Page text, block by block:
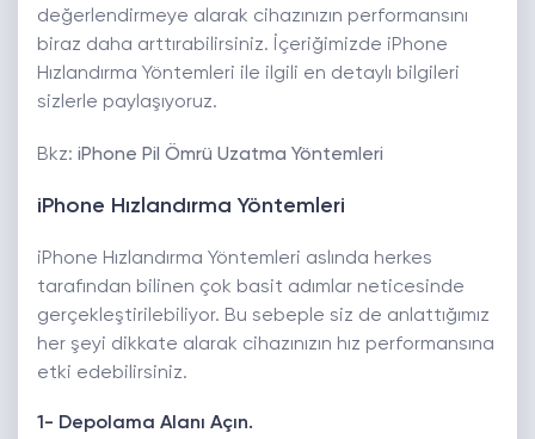
değerlendirmeye alarak cihazınızın performansını
biraz daha arttırabilirsiniz. İçeriğimizde iPhone
Hızlandırma Yöntemleri ile ilgili en detaylı bilgileri
sizlerle paylaşıyoruz.
Bkz: iPhone Pil Ömrü Uzatma Yöntemleri
iPhone Hızlandırma Yöntemleri
iPhone Hızlandırma Yöntemleri aslında herkes
tarafından bilinen çok basit adımlar neticesinde
gerçekleştirilebiliyor. Bu sebeple siz de anlattığımız
her şeyi dikkate alarak cihazınızın hız performansına
etki edebilirsiniz.
1- Depolama Alanı Açın.